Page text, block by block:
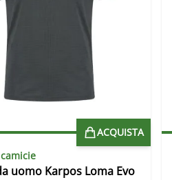
ACQUISTA
uomo Karpos Loma Evo